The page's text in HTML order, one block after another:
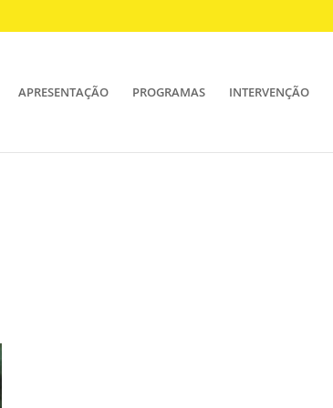
APRESENTAÇÃO PROGRAMAS INTERVENÇÃO